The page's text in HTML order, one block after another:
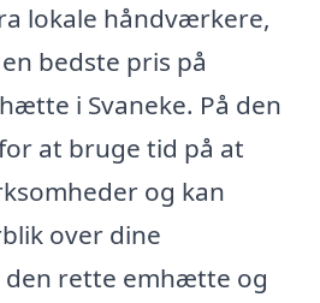
lokale håndværkere,
bedste pris på
i Svaneke. På den
at bruge tid på at
og kan
over dine
den rette emhætte og